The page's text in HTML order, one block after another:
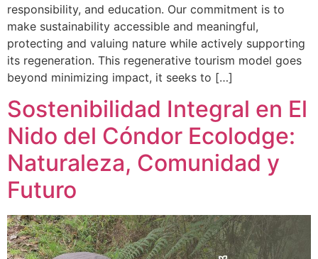
responsibility, and education. Our commitment is to
make sustainability accessible and meaningful,
protecting and valuing nature while actively supporting
its regeneration. This regenerative tourism model goes
beyond minimizing impact, it seeks to […]
Sostenibilidad Integral en El
Nido del Cóndor Ecolodge:
Naturaleza, Comunidad y
Futuro